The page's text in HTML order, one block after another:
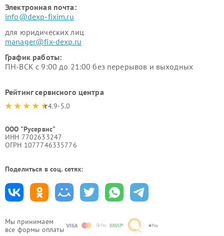
Мы принимаем
все формы оплаты
Электронная почта:
info@dexp-fixim.ru
для юридических лиц
manager@fix-dexp.ru
График работы:
ПН-ВСК с 9:00 до 21:00 без перерывов и выходных
Рейтинг сервисного центра
4.9-5.0
ООО "Русервис"
ИНН 7702633247
ОГРН 1077746335776
Поделиться в соц. сетях: